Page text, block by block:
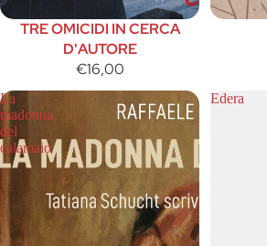
TRE OMICIDI IN CERCA
D'AUTORE
€16,00
La
madonna
del
calamaio
Edera